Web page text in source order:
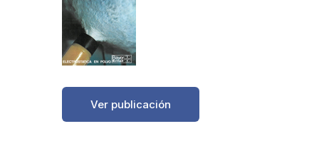
Ver publicación